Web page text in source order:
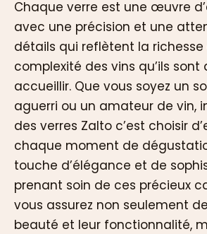
Chaque verre est une œuvre
avec une précision et une
détails qui reflètent la richesse
complexité des vins qu’ils sont
accueillir. Que vous soyez un
aguerri ou un amateur de vin,
des verres Zalto c’est choisir
chaque moment de
touche d’élégance et de
prenant soin de ces précieux
vous assurez non seulement
beauté et leur fonctionnalité,